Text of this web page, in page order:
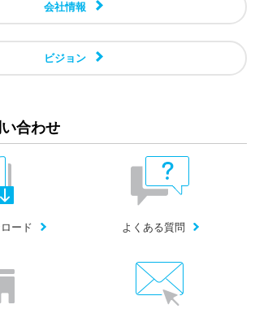
会社情報
ビジョン
合わせ
ード よくある質問